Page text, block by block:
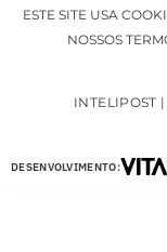
ESTE SITE USA
NOSSOS
INTELIPOST
DESENVOLVIMENTO: